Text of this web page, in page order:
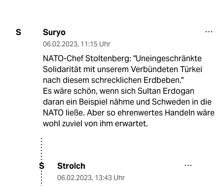
S Suryo
06.02.2023, 11:15 Uhr
NATO-Chef Stoltenberg: "Uneingeschränkte
Solidarität mit unserem Verbündeten Türkei
nach diesem schrecklichen Erdbeben."
Es wäre schön, wenn sich Sultan Erdogan
daran ein Beispiel nähme und Schweden in die
NATO ließe. Aber so ehrenwertes Handeln wäre
wohl zuviel von ihm erwartet.
S Strolch
06.02.2023, 13:43 Uhr